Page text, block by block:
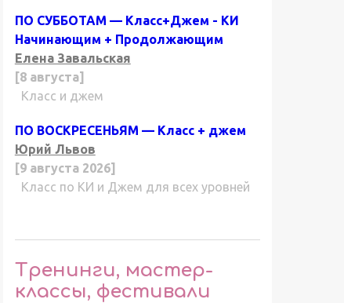
ПО СУББОТАМ — Класс+Джем - КИ
Начинающим + Продолжающим
Елена Завальская
[8 августа]
Класс и джем
ПО ВОСКРЕСЕНЬЯМ — Класс + джем
Юрий Львов
[9 августа 2026]
Класс по КИ и Джем для всех уровней
Тренинги, мастер-
классы, фестивали